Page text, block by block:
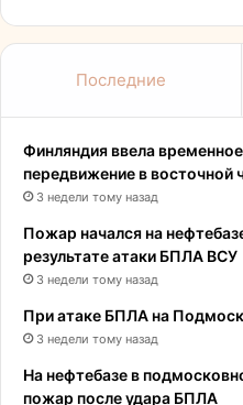
Последние
Финляндия ввела
передвижение в восточной
3 недели тому назад
Пожар начался на
результате атаки БПЛА ВСУ
3 недели тому назад
При атаке БПЛА на
3 недели тому назад
На нефтебазе в
пожар после удара БПЛА